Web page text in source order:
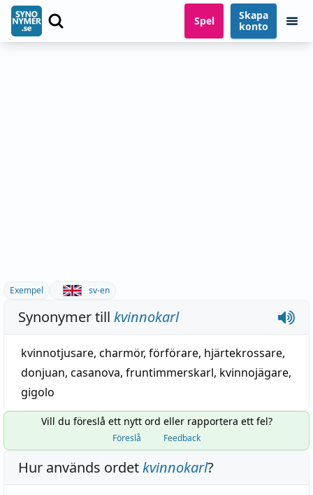
Spel
Skapa
konto
Exempel sv-en
Synonymer till kvinnokarl
kvinnotjusare, charmör, förförare, hjärtekrossare,
donjuan, casanova, fruntimmerskarl, kvinnojägare,
gigolo
Vill du föreslå ett nytt ord eller rapportera ett fel?
Föreslå Feedback
Hur används ordetkvinnokarl?